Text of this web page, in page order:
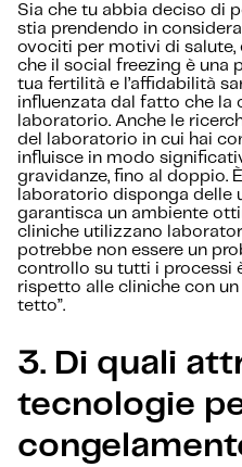
Sia che tu abbia deciso di
stia prendendo in
ovociti per motivi di
che il social freezing è una
tua fertilità e l’affidabilità
influenzata dal fatto che la
laboratorio. Anche le
del laboratorio in cui hai
influisce in modo
gravidanze, fino al doppio.
laboratorio disponga delle
garantisca un ambiente
cliniche utilizzano
potrebbe non essere un
controllo su tutti i processi
rispetto alle cliniche con
tetto”.
3. Di quali
tecnologie